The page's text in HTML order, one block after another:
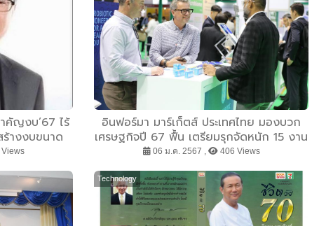
คัญงบ’67 ไร้
างงบขนาด
อินฟอร์มา มาร์เก็ตส์ ประเทศไทย มองบวก
เศรษฐกิจปี 67 ฟื้น เตรียมรุกจัดหนัก 15 งาน
แสดงสินค้าครอบคลุมทุกกลุ่มอุตสาหกรรม
สินค้ากลุ่มอุตสาหกรรมเพื่อสุขภาพมาแรง
06 ม.ค. 2567 , 406 Views
Technology